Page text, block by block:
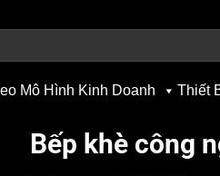
Mô Hình Kinh Doanh Thiết
Bếp khè công